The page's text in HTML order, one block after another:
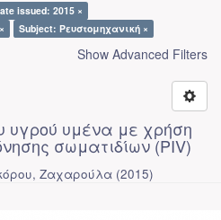
issued: 2015 ×
Subject: Ρευστομηχανική ×
Show Advanced Filters
υγρού υμένα με χρήση
σωματιδίων (PIV)
Ζαχαρούλα (2015)